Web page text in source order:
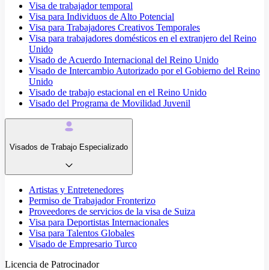
Visa de trabajador temporal
Visa para Individuos de Alto Potencial
Visa para Trabajadores Creativos Temporales
Visa para trabajadores domésticos en el extranjero del Reino
Unido
Visado de Acuerdo Internacional del Reino Unido
Visado de Intercambio Autorizado por el Gobierno del Reino
Unido
Visado de trabajo estacional en el Reino Unido
Visado del Programa de Movilidad Juvenil
Visados de Trabajo Especializado
Artistas y Entretenedores
Permiso de Trabajador Fronterizo
Proveedores de servicios de la visa de Suiza
Visa para Deportistas Internacionales
Visa para Talentos Globales
Visado de Empresario Turco
Licencia de Patrocinador